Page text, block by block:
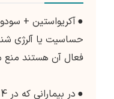
●آکریواستین +
حساسیت یا آلرژی
فعال آن هستند منع
●